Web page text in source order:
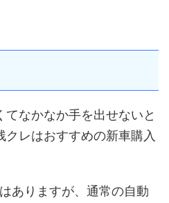
なかなか手を出せないと
レはおすすめの新車購入
ありますが、通常の自動